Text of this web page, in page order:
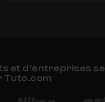
et d’entreprises se
Tuto.com